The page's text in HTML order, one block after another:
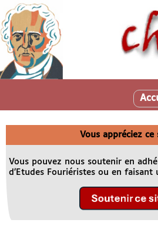
Vous appréciez ce
Vous pouvez nous soutenir en
d’Etudes Fouriéristes ou en faisant